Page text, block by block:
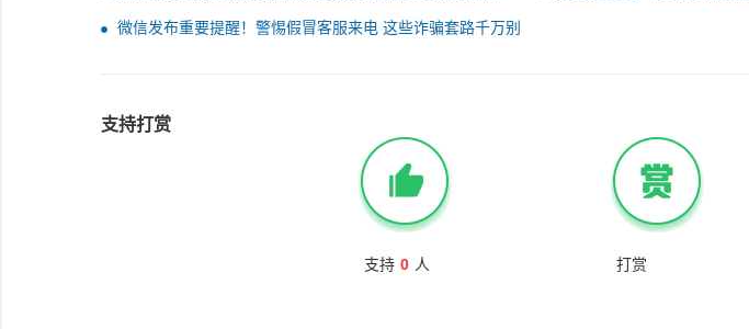
微信发布重要提醒！警惕假冒客服来电 这些诈骗套路千万别
支持打赏
支持 0 人 打赏